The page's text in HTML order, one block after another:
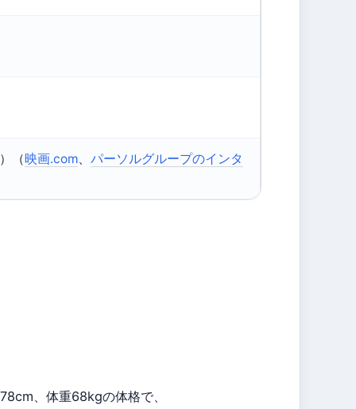
（映画.com、 パーソルグループのインタ
、体重68kgの体格で、